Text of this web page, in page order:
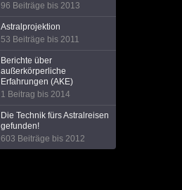
96 Beiträge bis 2013
Astralprojektion
53 Beiträge bis 2011
Berichte über
außerkörperliche
Erfahrungen (AKE)
1 Beitrag bis 2014
Die Technik fürs Astralreisen
gefunden!
603 Beiträge bis 2012